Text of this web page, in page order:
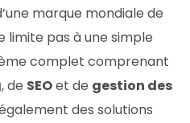
marque mondiale de
limite pas à une simple
complet comprenant
, de SEOet de gestion des
des solutions